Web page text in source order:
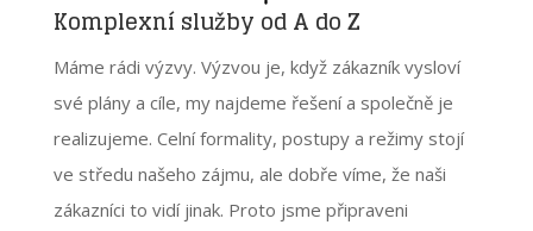
Komplexní služby od A do Z
Máme rádi výzvy. Výzvou je, když zákazník vysloví
své plány a cíle, my najdeme řešení a společně je
realizujeme. Celní formality, postupy a režimy stojí
ve středu našeho zájmu, ale dobře víme, že naši
zákazníci to vidí jinak. Proto jsme připraveni